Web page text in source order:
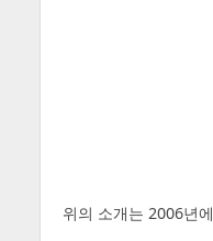
위의 소개는 2006년